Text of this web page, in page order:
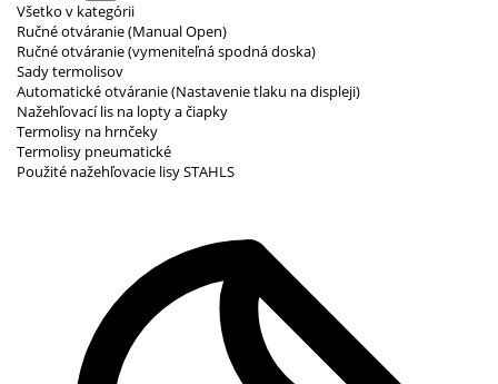
Všetko v kategórii
Ručné otváranie (Manual Open)
Ručné otváranie (vymeniteľná spodná doska)
Sady termolisov
Automatické otváranie (Nastavenie tlaku na displeji)
Nažehľovací lis na lopty a čiapky
Termolisy na hrnčeky
Termolisy pneumatické
Použité nažehľovacie lisy STAHLS